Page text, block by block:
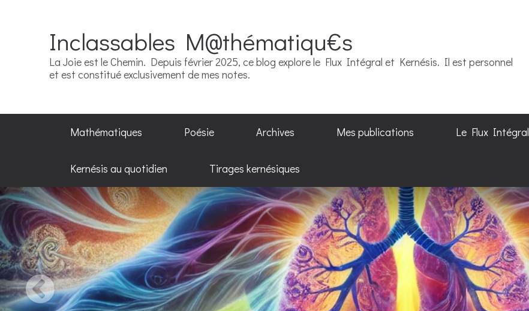
Inclassables M@thématiqu€s
La Joie est le Chemin. Depuis février 2025, ce blog explore le Flux Intégral et Kernésis. Il est personnel
et est constitué exclusivement de mes notes.
Mathématiques Poésie Archives Mes publications Le Flux Intégral
Kernésis au quotidien Tirages kernésiques